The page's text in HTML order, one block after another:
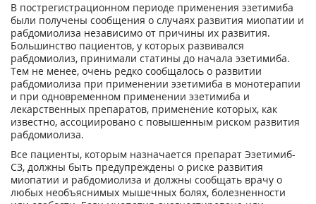
В пострегистрационном периоде применения эзетимиба
были получены сообщения о случаях развития миопатии и
рабдомиолиза независимо от причины их развития.
Большинство пациентов, у которых развивался
рабдомиолиз, принимали статины до начала эзетимиба.
Тем не менее, очень редко сообщалось о развитии
рабдомиолиза при применении эзетимиба в монотерапии
и при одновременном применении эзетимиба и
лекарственных препаратов, применение которых, как
известно, ассоциировано с повышенным риском развития
рабдомиолиза.
Все пациенты, которым назначается препарат Эзетимиб-
СЗ, должны быть предупреждены о риске развития
миопатии и рабдомиолиза и должны сообщать врачу о
любых необъяснимых мышечных болях, болезненности